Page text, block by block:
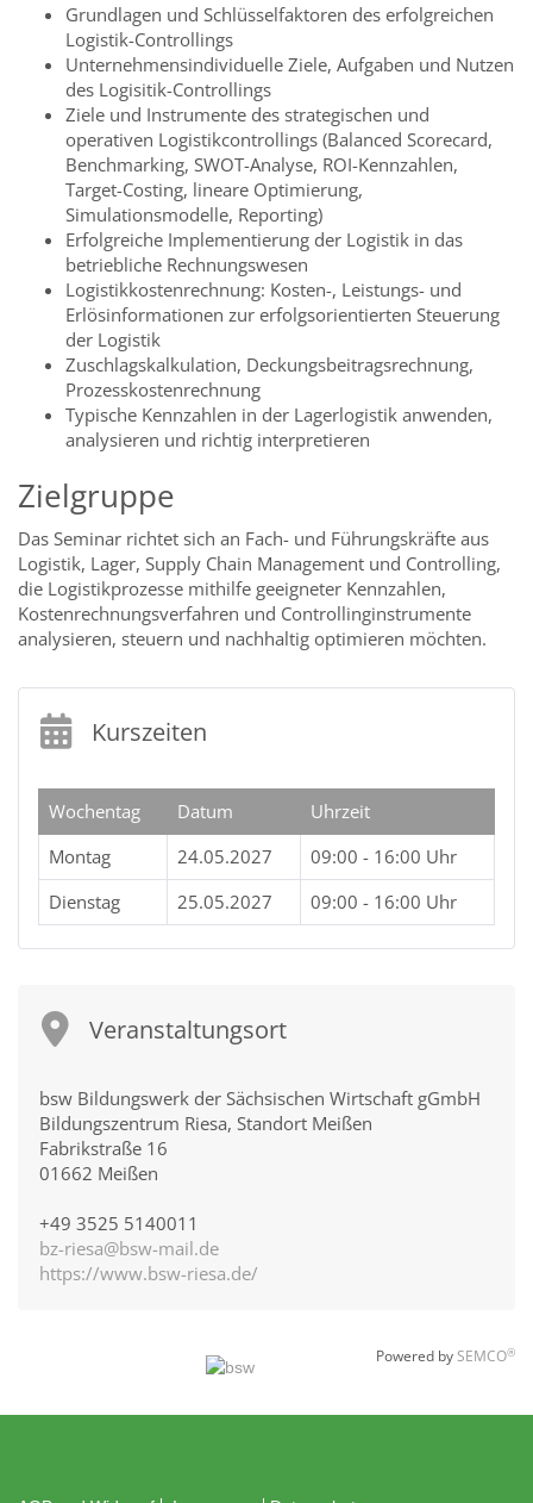
Grundlagen und Schlüsselfaktoren des erfolgreichen
Logistik-Controllings
Unternehmensindividuelle Ziele, Aufgaben und Nutzen
des Logisitik-Controllings
Ziele und Instrumente des strategischen und
operativen Logistikcontrollings (Balanced Scorecard,
Benchmarking, SWOT-Analyse, ROI-Kennzahlen,
Target-Costing, lineare Optimierung,
Simulationsmodelle, Reporting)
Erfolgreiche Implementierung der Logistik in das
betriebliche Rechnungswesen
Logistikkostenrechnung: Kosten-, Leistungs- und
Erlösinformationen zur erfolgsorientierten Steuerung
der Logistik
Zuschlagskalkulation, Deckungsbeitragsrechnung,
Prozesskostenrechnung
Typische Kennzahlen in der Lagerlogistik anwenden,
analysieren und richtig interpretieren
Zielgruppe
Das Seminar richtet sich an Fach- und Führungskräfte aus
Logistik, Lager, Supply Chain Management und Controlling,
die Logistikprozesse mithilfe geeigneter Kennzahlen,
Kostenrechnungsverfahren und Controllinginstrumente
analysieren, steuern und nachhaltig optimieren möchten.
Kurszeiten
Wochentag Datum
Uhrzeit
Montag
24.05.2027
09:00 - 16:00 Uhr
Dienstag
25.05.2027 09:00 - 16:00 Uhr
Veranstaltungsort
bsw Bildungswerk der Sächsischen Wirtschaft gGmbH
Bildungszentrum Riesa, Standort Meißen
Fabrikstraße 16
01662 Meißen
+49 3525 5140011
bz-riesa@bsw-mail.de
https://www.bsw-riesa.de/
Powered bySEMCO®